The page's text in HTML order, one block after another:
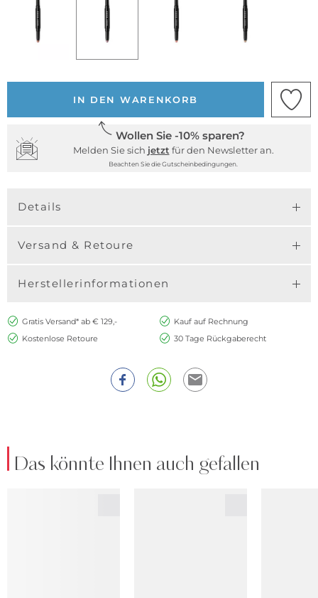
IN DEN WARENKORB
Wollen Sie -10% sparen?
Melden Sie sich jetzt für den Newsletter an.
Beachten Sie die Gutscheinbedingungen.
Details
Versand & Retoure
Herstellerinformationen
Gratis Versand* ab € 129,-
Kauf auf Rechnung
Kostenlose Retoure
30 Tage Rückgaberecht
Das könnte Ihnen auch gefallen